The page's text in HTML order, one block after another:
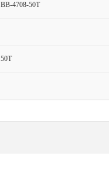
BB-4708-50T
50T